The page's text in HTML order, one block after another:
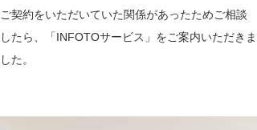
ご契約をいただいていた関係があったためご相談
したら、「INFOTOサービス」をご案内いただきま
した。